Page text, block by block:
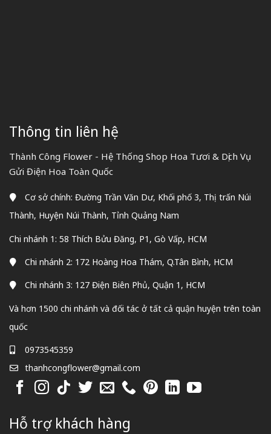
Thông tin liên hệ
Thành Công Flower - Hệ Thống Shop Hoa Tươi & Dịch Vụ
Gửi Điện Hoa Toàn Quốc
Cơ sở chính: Đường Trần Văn Dư, Khối phố 3, Thị trấn Núi
Thành, Huyện Núi Thành, Tỉnh Quảng Nam
Chi nhánh 1: 58 Thích Bửu Đăng, P1, Gò Vấp, HCM
Chi nhánh 2: 172 Hoàng Hoa Thám, Q.Tân Bình, HCM
Chi nhánh 3: 127 Điện Biên Phủ, Quận 1, HCM
Và hơn 1500 chi nhánh và đối tác ở tất cả quận huyện trên toàn
quốc
0973545359
thanhcongflower@gmail.com
Hỗ trợ khách hàng